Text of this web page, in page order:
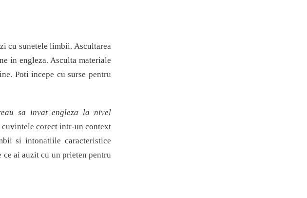
cu sunetele limbii. Ascultarea
in engleza. Asculta materiale
Poti incepe cu surse pentru
sa invat engleza la nivel
cuvintele corect intr-un context
si intonatiile caracteristice
ce ai auzit cu un prieten pentru